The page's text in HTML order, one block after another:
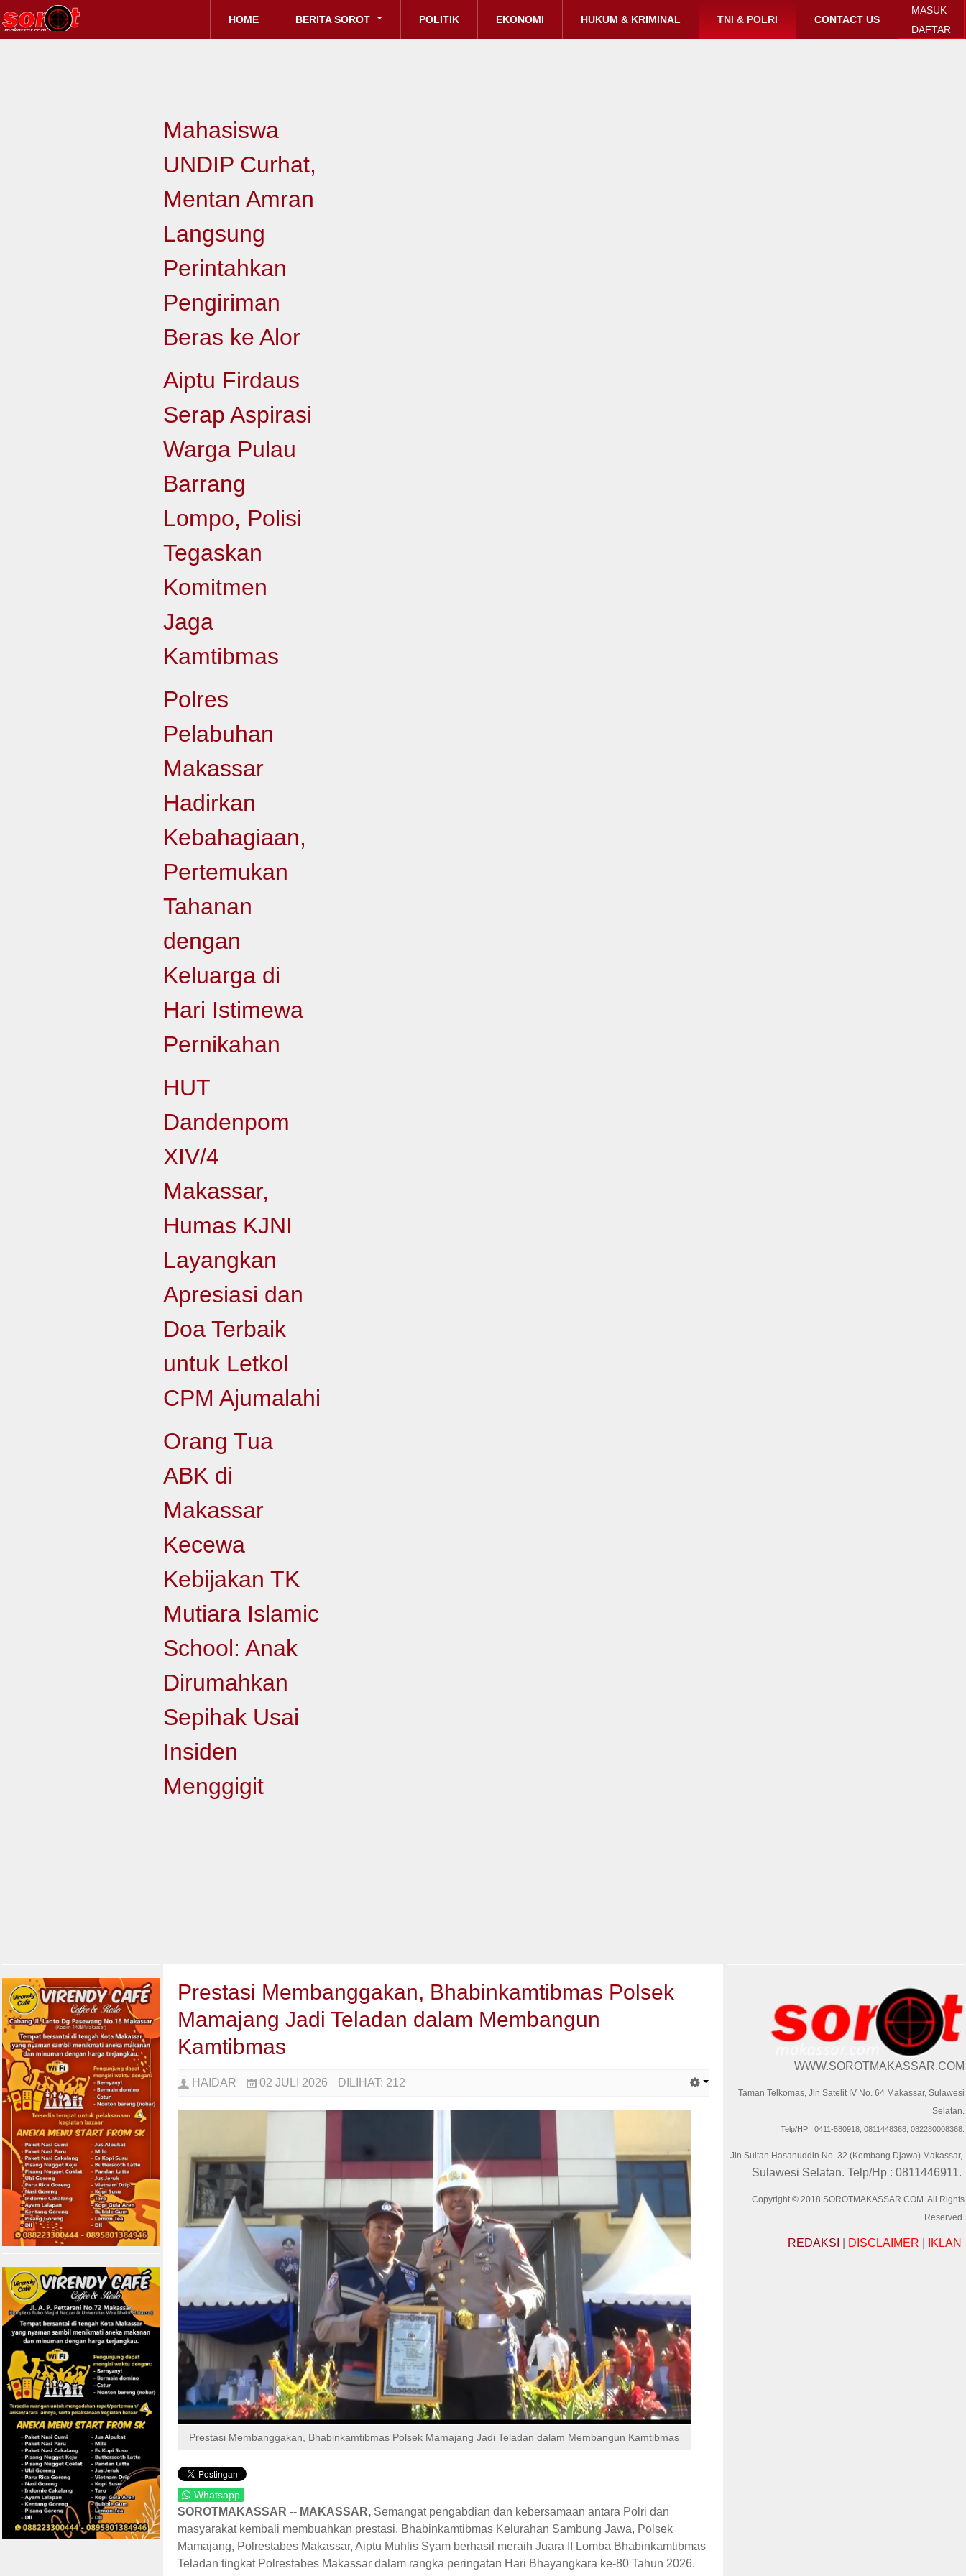
MASUK
DAFTAR
HOME BERITA SOROT POLITIK EKONOMI HUKUM & KRIMINAL TNI & POLRI CONTACT US
Mahasiswa
UNDIP Curhat,
Mentan Amran
Langsung
Perintahkan
Pengiriman
Beras ke Alor
Aiptu Firdaus
Serap Aspirasi
Warga Pulau
Barrang
Lompo, Polisi
Tegaskan
Komitmen
Jaga
Kamtibmas
Polres
Pelabuhan
Makassar
Hadirkan
Kebahagiaan,
Pertemukan
Tahanan
dengan
Keluarga di
Hari Istimewa
Pernikahan
HUT
Dandenpom
XIV/4
Makassar,
Humas KJNI
Layangkan
Apresiasi dan
Doa Terbaik
untuk Letkol
CPM Ajumalahi
Orang Tua
ABK di
Makassar
Kecewa
Kebijakan TK
Mutiara Islamic
School: Anak
Dirumahkan
Sepihak Usai
Insiden
Menggigit
Prestasi Membanggakan, Bhabinkamtibmas Polsek
Mamajang Jadi Teladan dalam Membangun
Kamtibmas
HAIDAR 02 JULI 2026 DILIHAT: 212
Prestasi Membanggakan, Bhabinkamtibmas Polsek Mamajang Jadi Teladan dalam Membangun Kamtibmas
Whatsapp
SOROTMAKASSAR -- MAKASSAR,Semangat pengabdian dan kebersamaan antara Polri dan
masyarakat kembali membuahkan prestasi. Bhabinkamtibmas Kelurahan Sambung Jawa, Polsek
Mamajang, Polrestabes Makassar, Aiptu Muhlis Syam berhasil meraih Juara II Lomba Bhabinkamtibmas
Teladan tingkat Polrestabes Makassar dalam rangka peringatan Hari Bhayangkara ke-80 Tahun 2026.
WWW.SOROTMAKASSAR.COM
Taman Telkomas, Jln Satelit IV No. 64 Makassar, Sulawesi
Selatan.
Telp/HP : 0411-580918, 0811448368, 082280008368.
Jln Sultan Hasanuddin No. 32 (Kembang Djawa) Makassar,
Sulawesi Selatan. Telp/Hp : 0811446911.
Copyright © 2018 SOROTMAKASSAR.COM. All Rights
Reserved.
REDAKSI DISCLAIMER IKLAN